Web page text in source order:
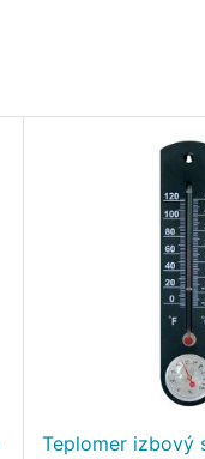
Teplomer izbový